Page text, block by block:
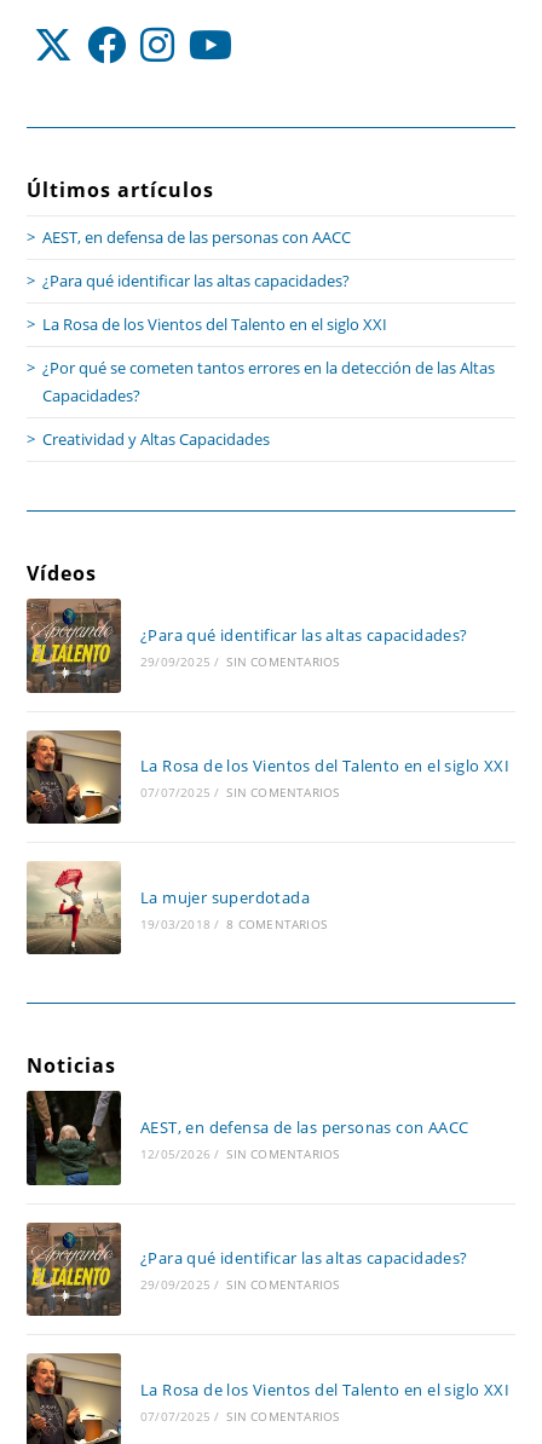
Últimos artículos
AEST, en defensa de las personas con AACC
¿Para qué identificar las altas capacidades?
La Rosa de los Vientos del Talento en el siglo XXI
¿Por qué se cometen tantos errores en la detección de las Altas
Capacidades?
Creatividad y Altas Capacidades
Vídeos
¿Para qué identificar las altas capacidades?
29/09/2025 / SIN COMENTARIOS
La Rosa de los Vientos del Talento en el siglo XXI
07/07/2025 / SIN COMENTARIOS
La mujer superdotada
19/03/2018 / 8 COMENTARIOS
Noticias
AEST, en defensa de las personas con AACC
12/05/2026 / SIN COMENTARIOS
¿Para qué identificar las altas capacidades?
29/09/2025 / SIN COMENTARIOS
La Rosa de los Vientos del Talento en el siglo XXI
07/07/2025 / SIN COMENTARIOS